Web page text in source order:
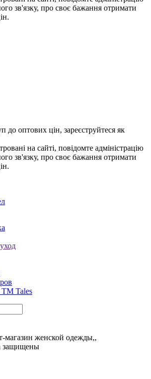
зв'язку, про своє бажання отримати
до оптових цін, зареєструйтеся як
на сайті, повідомте адміністрацію
зв'язку, про своє бажання отримати
ТМ Tales
магазин женской одежды,,
защищены